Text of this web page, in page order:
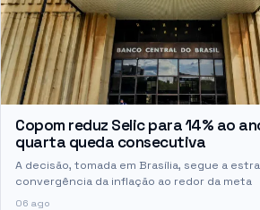
Copom reduz Selic para 14% ao
quarta queda consecutiva
A decisão, tomada em Brasília, segue a
convergência da inflação ao redor da meta
06 ago